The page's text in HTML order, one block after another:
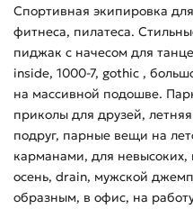
Спортивная экипировка
фитнеса, пилатеса.
пиджак с начесом для
inside, 1000-7, gothic ,
на массивной подошве.
приколы для друзей,
подруг, парные вещи на
карманами, для невысоких,
осень, drain, мужской
образным, в офис, на